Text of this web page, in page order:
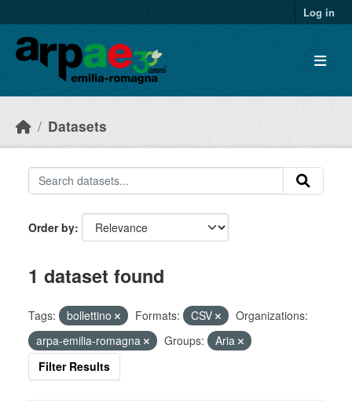
Log in
Datasets
Order by
1 dataset found
Tags: bollettino Formats: CSV
Organizations:
arpa-emilia-romagna
Groups:
Aria
Filter Results